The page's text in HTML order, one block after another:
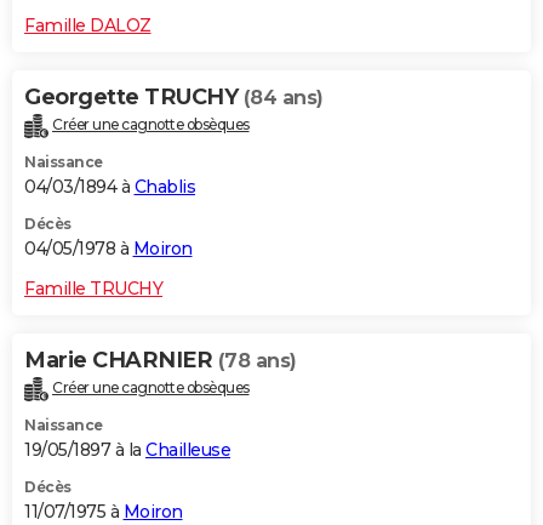
Famille DALOZ
Georgette TRUCHY (84 ans)
Créer une cagnotte obsèques
Naissance
04/03/1894 à Chablis
Décès
04/05/1978 à Moiron
Famille TRUCHY
Marie CHARNIER (78 ans)
Créer une cagnotte obsèques
Naissance
19/05/1897 à la Chailleuse
Décès
11/07/1975 à Moiron